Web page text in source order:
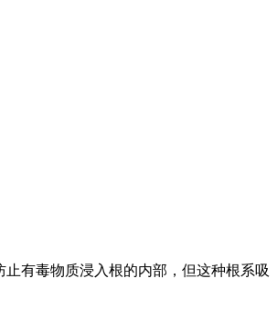
有毒物质浸入根的内部，但这种根系吸